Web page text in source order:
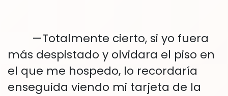
—Totalmente cierto, si yo fuera
más despistado y olvidara el piso en
el que me hospedo, lo recordaría
enseguida viendo mi tarjeta de la